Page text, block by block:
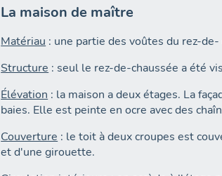
La maison de maître
Matériau : une partie des voûtes du rez-
Structure : seul le rez-de-chaussée a été
Élévation : la maison a deux étages. La
baies. Elle est peinte en ocre avec des
Couverture : le toit à deux croupes est
et d'une girouette.